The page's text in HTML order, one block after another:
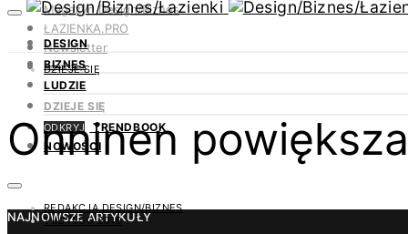
Magazyn Design/Biznes
ŁAZIENKA.PRO
Newsletter
Kontakt
DESIGN
BIZNES
LUDZIE
DZIEJE SIĘ
ODKRYJ
TRENDBOOK
NOWOŚCI
NAJNOWSZE ARTYKUŁY
DZIEJE SIĘ
Onninen
REDAKCJA DESIGN/BIZNES
1 LUTEGO 2019